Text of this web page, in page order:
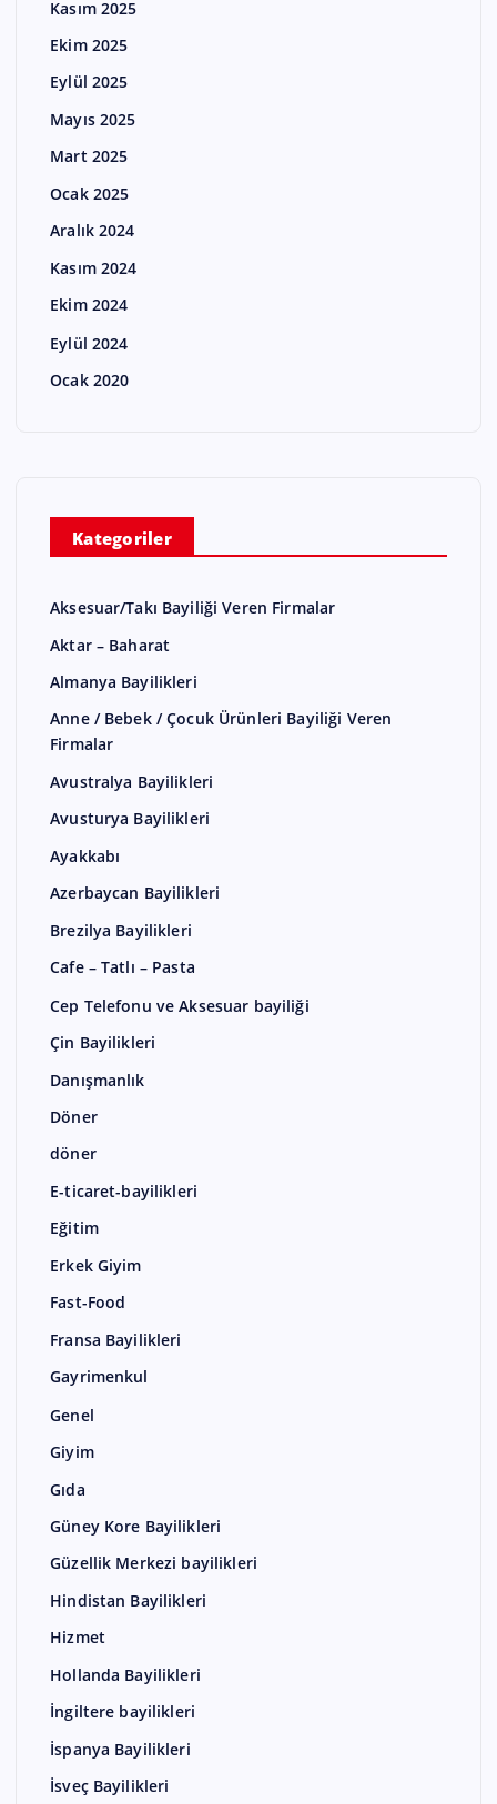
Kasım 2025
Ekim 2025
Eylül 2025
Mayıs 2025
Mart 2025
Ocak 2025
Aralık 2024
Kasım 2024
Ekim 2024
Eylül 2024
Ocak 2020
Kategoriler
Aksesuar/Takı Bayiliği Veren Firmalar
Aktar – Baharat
Almanya Bayilikleri
Anne / Bebek / Çocuk Ürünleri Bayiliği Veren
Firmalar
Avustralya Bayilikleri
Avusturya Bayilikleri
Ayakkabı
Azerbaycan Bayilikleri
Brezilya Bayilikleri
Cafe – Tatlı – Pasta
Cep Telefonu ve Aksesuar bayiliği
Çin Bayilikleri
Danışmanlık
Döner
döner
E-ticaret-bayilikleri
Eğitim
Erkek Giyim
Fast-Food
Fransa Bayilikleri
Gayrimenkul
Genel
Giyim
Gıda
Güney Kore Bayilikleri
Güzellik Merkezi bayilikleri
Hindistan Bayilikleri
Hizmet
Hollanda Bayilikleri
İngiltere bayilikleri
İspanya Bayilikleri
İsveç Bayilikleri